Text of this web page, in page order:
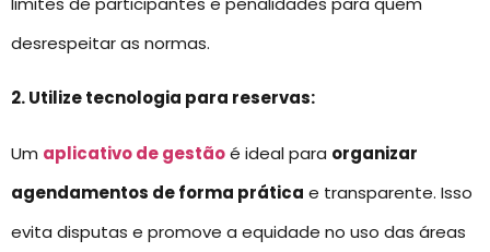
desrespeitar as normas.
2. Utilize tecnologia para reservas:
Um aplicativo de gestãoé ideal para organizar
agendamentos de forma prática e transparente. Isso
evita disputas e promove a equidade no uso das áreas